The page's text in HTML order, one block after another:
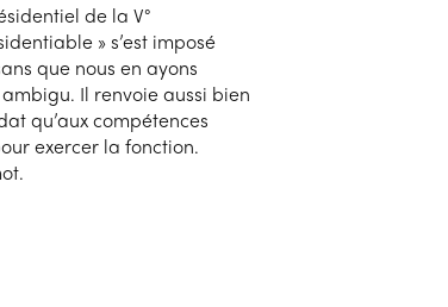
de la V°
» s’est imposé
que nous en ayons
Il renvoie aussi bien
qu’aux compétences
exercer la fonction.